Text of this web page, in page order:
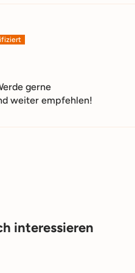
gerne
weiter empfehlen!
interessieren